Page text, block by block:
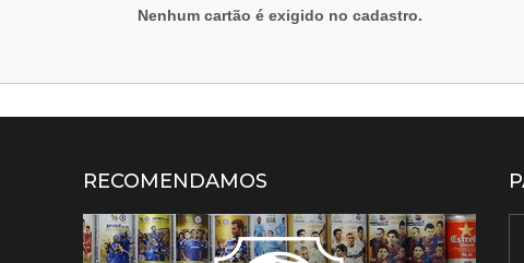
Nenhum cartão é exigido no cadastro.
RECOMENDAMOS